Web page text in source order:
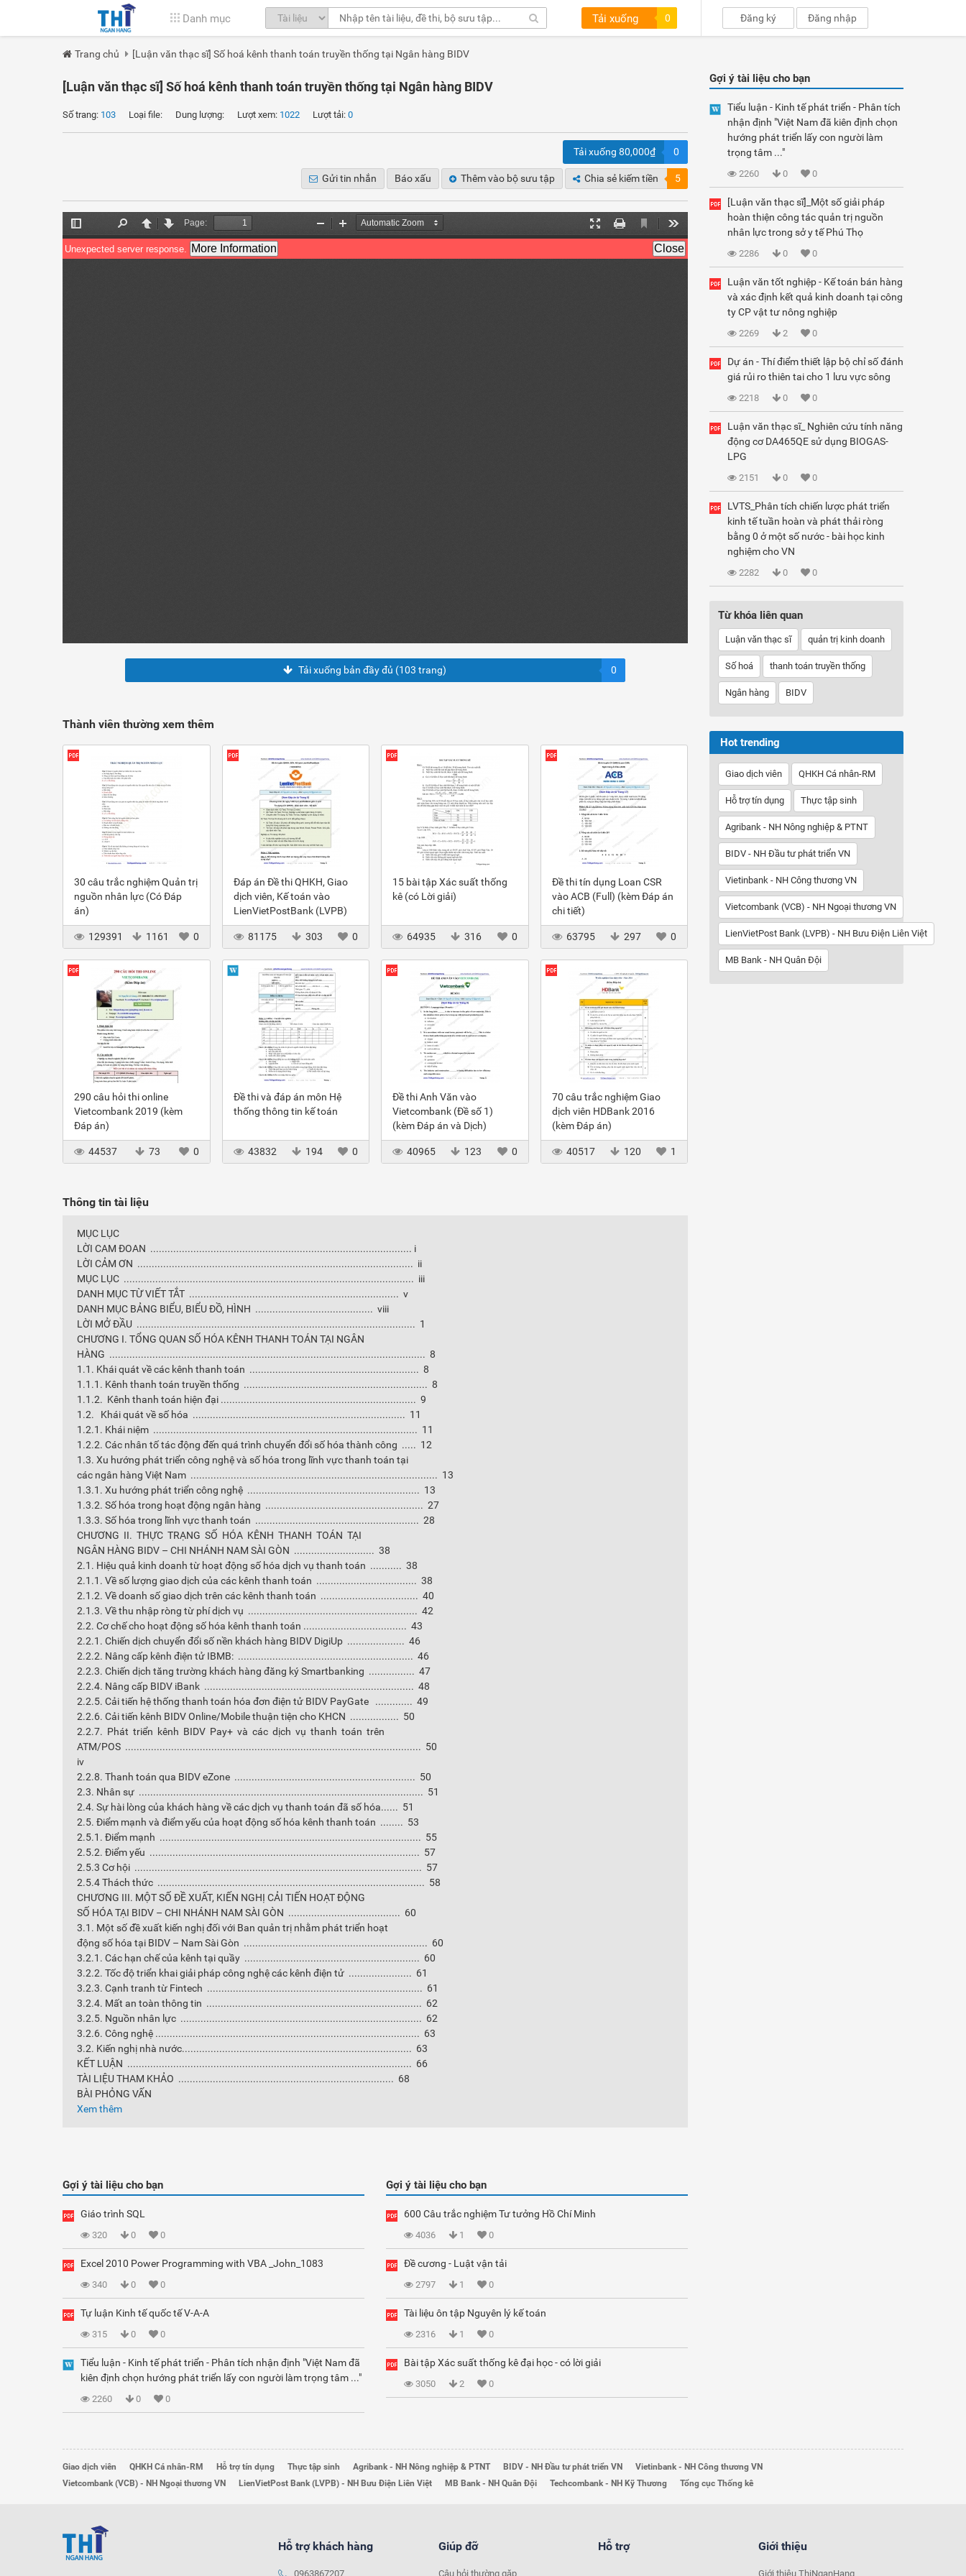
Danh mục Tải xuống 0 Đăng ký Đăng nhập
Trang chủ [Luận văn thạc sĩ] Số hoá kênh thanh toán truyền thống tại Ngân hàng BIDV
[Luận văn thạc sĩ] Số hoá kênh thanh toán truyền thống tại Ngân hàng BIDV
Số trang: 103 Loại file: Dung lượng: Lượt xem: 1022 Lượt tải: 0
Tải xuống 80,000₫ 0
Gửi tin nhắn Báo xấu Thêm vào bộ sưu tập Chia sẻ kiếm tiền 5
Tải xuống bản đầy đủ (103 trang) 0
Thành viên thường xem thêm
30 câu trắc nghiệm Quản trị
nguồn nhân lực (Có Đáp
án)
129391 1161 0
Đáp án Đề thi QHKH, Giao
dịch viên, Kế toán vào
LienVietPostBank (LVPB)
2012
81175
303 0
15 bài tập Xác suất thống
kê (có Lời giải)
64935 316 0
Đề thi tín dụng Loan CSR
vào ACB (Full) (kèm Đáp án
chi tiết)
63795 297 0
290 câu hỏi thi online
Vietcombank 2019 (kèm
Đáp án)
44537 73 0
Đề thi và đáp án môn Hệ
thống thông tin kế toán
43832 194 0
Đề thi Anh Văn vào
Vietcombank (Đề số 1)
(kèm Đáp án và Dịch)
40965 123 0
70 câu trắc nghiệm Giao
dịch viên HDBank 2016
(kèm Đáp án)
40517 120 1
Thông tin tài liệu
MỤC LỤC
LỜI CAM ĐOAN ........................................................................................... i
LỜI CẢM ƠN ................................................................................................ ii
MỤC LỤC ..................................................................................................... iii
DANH MỤC TỪ VIẾT TẮT ......................................................................... v
DANH MỤC BẢNG BIỂU, BIỂU ĐỒ, HÌNH ......................................... viii
LỜI MỞ ĐẦU ................................................................................................. 1
CHƯƠNG I. TỔNG QUAN SỐ HÓA KÊNH THANH TOÁN TẠI NGÂN
HÀNG .............................................................................................................. 8
1.1. Khái quát về các kênh thanh toán ........................................................... 8
1.1.1. Kênh thanh toán truyền thống ................................................................ 8
1.1.2. Kênh thanh toán hiện đại .................................................................... 9
1.2. Khái quát về số hóa .......................................................................... 11
1.2.1. Khái niệm ............................................................................................ 11
1.2.2. Các nhân tố tác động đến quá trình chuyển đổi số hóa thành công ..... 12
1.3. Xu hướng phát triển công nghệ và số hóa trong lĩnh vực thanh toán tại
các ngân hàng Việt Nam ...................................................................................... 13
1.3.1. Xu hướng phát triển công nghệ ............................................................ 13
1.3.2. Số hóa trong hoạt động ngân hàng ....................................................... 27
1.3.3. Số hóa trong lĩnh vực thanh toán ......................................................... 28
CHƯƠNG II. THỰC TRẠNG SỐ HÓA KÊNH THANH TOÁN TẠI
NGÂN HÀNG BIDV – CHI NHÁNH NAM SÀI GÒN ............................ 38
2.1. Hiệu quả kinh doanh từ hoạt động số hóa dịch vụ thanh toán ........... 38
2.1.1. Về số lượng giao dịch của các kênh thanh toán ................................... 38
2.1.2. Về doanh số giao dịch trên các kênh thanh toán .................................. 40
2.1.3. Về thu nhập ròng từ phí dịch vụ ........................................................... 42
2.2. Cơ chế cho hoạt động số hóa kênh thanh toán .................................... 43
2.2.1. Chiến dịch chuyển đổi số nền khách hàng BIDV DigiUp .................... 46
2.2.2. Nâng cấp kênh điện tử IBMB: ............................................................. 46
2.2.3. Chiến dịch tăng trường khách hàng đăng ký Smartbanking ................ 47
2.2.4. Nâng cấp BIDV iBank ......................................................................... 48
2.2.5. Cải tiến hệ thống thanh toán hóa đơn điện tử BIDV PayGate ............. 49
2.2.6. Cải tiến kênh BIDV Online/Mobile thuận tiện cho KHCN ................. 50
2.2.7. Phát triển kênh BIDV Pay+ và các dịch vụ thanh toán trên
ATM/POS ....................................................................................................... 50
iv
2.2.8. Thanh toán qua BIDV eZone ............................................................... 50
2.3. Nhân sự ................................................................................................... 51
2.4. Sự hài lòng của khách hàng về các dịch vụ thanh toán đã số hóa...... 51
2.5. Điểm mạnh và điểm yếu của hoạt động số hóa kênh thanh toán ........ 53
2.5.1. Điểm mạnh ........................................................................................... 55
2.5.2. Điểm yếu .............................................................................................. 57
2.5.3 Cơ hội .................................................................................................... 57
2.5.4 Thách thức ............................................................................................. 58
CHƯƠNG III. MỘT SỐ ĐỀ XUẤT, KIẾN NGHỊ CẢI TIẾN HOẠT ĐỘNG
SỐ HÓA TẠI BIDV – CHI NHÁNH NAM SÀI GÒN ....................................... 60
3.1. Một số đề xuất kiến nghị đối với Ban quản trị nhằm phát triển hoạt
động số hóa tại BIDV – Nam Sài Gòn ................................................................ 60
3.2.1. Các hạn chế của kênh tại quầy ............................................................. 60
3.2.2. Tốc độ triển khai giải pháp công nghệ các kênh điện tử ...................... 61
3.2.3. Cạnh tranh từ Fintech ........................................................................... 61
3.2.4. Mất an toàn thông tin ........................................................................... 62
3.2.5. Nguồn nhân lực .................................................................................... 62
3.2.6. Công nghệ ............................................................................................ 63
3.2. Kiến nghị nhà nước................................................................................ 63
KẾT LUẬN ................................................................................................... 66
TÀI LIỆU THAM KHẢO ........................................................................... 68
BÀI PHỎNG VẤN
Xem thêm
Gợi ý tài liệu cho bạn
Giáo trình SQL
320 0 0
Excel 2010 Power Programming with VBA _John_1083
340 0 0
Tự luận Kinh tế quốc tế V-A-A
315 0 0
Tiểu luận - Kinh tế phát triển - Phân tích nhận định "Việt Nam đã
kiên định chọn hướng phát triển lấy con người làm trọng tâm ..."
2260 0 0
Gợi ý tài liệu cho bạn
600 Câu trắc nghiệm Tư tưởng Hồ Chí Minh
4036 1 0
Đề cương - Luật vận tải
2797 1 0
Tài liệu ôn tập Nguyên lý kế toán
2316 1 0
Bài tập Xác suất thống kê đại học - có lời giải
3050 2 0
Gợi ý tài liệu cho bạn
Tiểu luận - Kinh tế phát triển - Phân tích
nhận định "Việt Nam đã kiên định chọn
hướng phát triển lấy con người làm
trọng tâm ..."
2260 0 0
[Luận văn thạc sĩ]_Một số giải pháp
hoàn thiện công tác quản trị nguồn
nhân lực trong sở y tế Phú Thọ
2286 0 0
Luận văn tốt nghiệp - Kế toán bán hàng
và xác định kết quả kinh doanh tại công
ty CP vật tư nông nghiệp
2269 2 0
Dự án - Thí điểm thiết lập bộ chỉ số đánh
giá rủi ro thiên tai cho 1 lưu vực sông
2218 0 0
Luận văn thạc sĩ_ Nghiên cứu tính năng
động cơ DA465QE sử dụng BIOGAS-
LPG
2151 0 0
LVTS_Phân tích chiến lược phát triển
kinh tế tuần hoàn và phát thải ròng
bằng 0 ở một số nước - bài học kinh
nghiệm cho VN
2282 0 0
Từ khóa liên quan
Luận văn thạc sĩ quản trị kinh doanh
Số hoá thanh toán truyền thống
Ngân hàng BIDV
Hot trending
Giao dịch viên QHKH Cá nhân-RM
Hỗ trợ tín dụng Thực tập sinh
Agribank - NH Nông nghiệp & PTNT
BIDV - NH Đầu tư phát triển VN
Vietinbank - NH Công thương VN
Vietcombank (VCB) - NH Ngoại thương VN
LienVietPost Bank (LVPB) - NH Bưu Điện Liên Việt
MB Bank - NH Quân Đội
Giao dịch viên QHKH Cá nhân-RM Hỗ trợ tín dụng Thực tập sinh Agribank - NH Nông nghiệp & PTNT BIDV - NH Đầu tư phát triển VN
Vietinbank - NH Công thương VN
Vietcombank (VCB) - NH Ngoại thương VN
LienVietPost Bank (LVPB) - NH Bưu Điện Liên Việt MB Bank - NH Quân Đội Techcombank - NH Kỹ Thương Tổng cục Thống kê
Hỗ trợ khách hàng
0963867207
Giúp đỡ
Câu hỏi thường gặp
Hỗ trợ Giới thiệu
Giới thiệu ThiNganHang